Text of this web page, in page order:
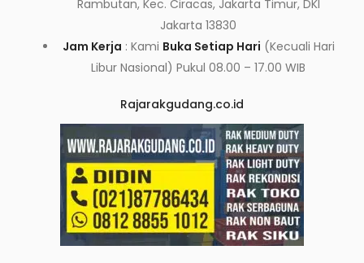
Rambutan, Kec. Ciracas, Jakarta Timur, DKI
Jakarta 13830
Jam Kerja : Kami Buka Setiap Hari (Kecuali Hari
Libur Nasional) Pukul 08.00 – 17.00 WIB
Rajarakgudang.co.id